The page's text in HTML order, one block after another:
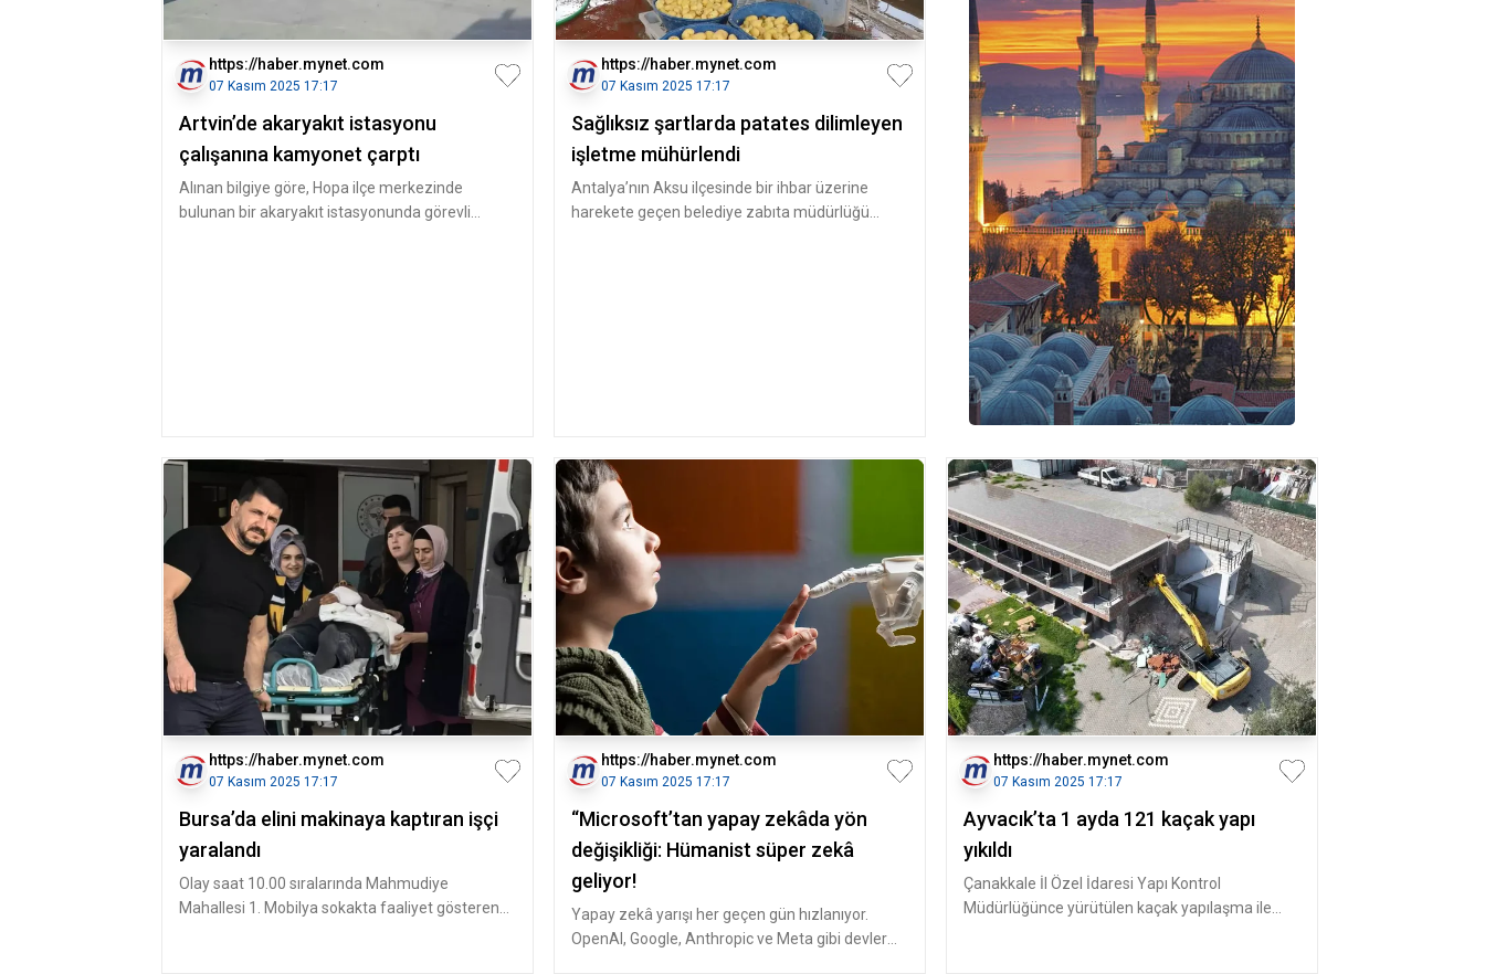
https://haber.mynet.com
07 Kasım 2025 17:17
Artvin’de akaryakıt istasyonu
çalışanına kamyonet çarptı
Alınan bilgiye göre, Hopa ilçe merkezinde
bulunan bir akaryakıt istasyonunda görevli
https://haber.mynet.com
07 Kasım 2025 17:17
Sağlıksız şartlarda patates dilimleyen
işletme mühürlendi
Antalya’nın Aksu ilçesinde bir ihbar üzerine
harekete geçen belediye zabıta müdürlüğü
https://haber.mynet.com
07 Kasım 2025 17:17
Bursa’da elini makinaya kaptıran işçi
yaralandı
Olay saat 10.00 sıralarında Mahmudiye
Mahallesi 1. Mobilya sokakta faaliyet gösteren
https://haber.mynet.com
07 Kasım 2025 17:17
“Microsoft’tan yapay zekâda yön
değişikliği: Hümanist süper zekâ
geliyor!
Yapay zekâ yarışı her geçen gün hızlanıyor.
OpenAI, Google, Anthropic ve Meta gibi devler
https://haber.mynet.com
07 Kasım 2025 17:17
Ayvacık’ta 1 ayda 121 kaçak yapı
yıkıldı
Çanakkale İl Özel İdaresi Yapı Kontrol
Müdürlüğünce yürütülen kaçak yapılaşma ile